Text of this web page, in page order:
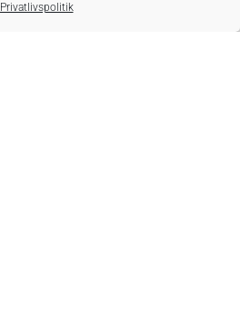
Privatlivspolitik